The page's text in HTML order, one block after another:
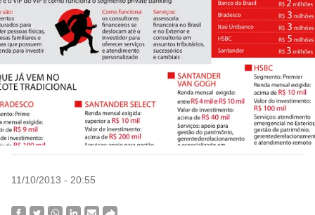
11/10/2013 - 20:55